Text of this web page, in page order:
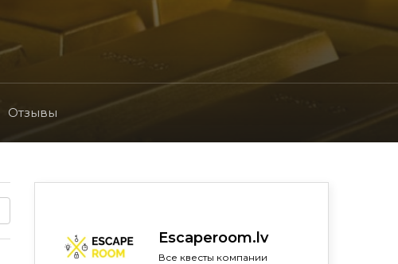
Отзывы
Escaperoom.lv
Все квесты компании